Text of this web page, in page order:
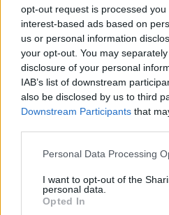
opt-out request is processed
interest-based ads based on
us or personal information
your opt-out. You may
disclosure of your personal
IAB’s list of downstream
also be disclosed by us to third
Downstream Participants that
Please note that this website/
not limited to your visit or usage
grant or deny consent to Google
use your data for below
Personal Data Processing
I want to opt-out of the
personal data.
Opted In
τρόπο οδηγούνται αυτόματα
(blank.html).